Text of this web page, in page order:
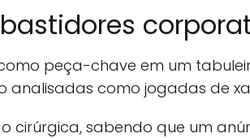
peça-chave em um
analisadas como jogadas de
cirúrgica, sabendo que um